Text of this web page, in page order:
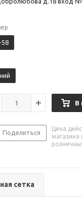
58
В
Поделиться
Цена
магазина
сетка